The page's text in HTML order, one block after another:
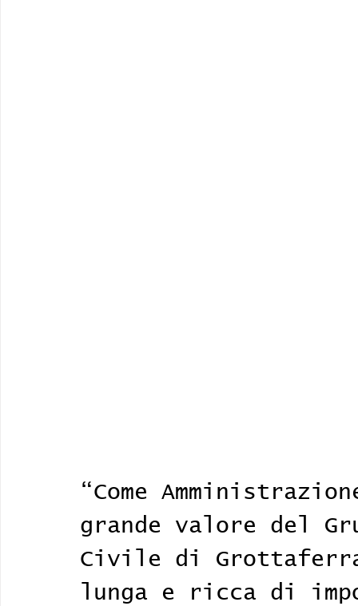
“Come
grande valore del
Civile di
lunga e ricca di